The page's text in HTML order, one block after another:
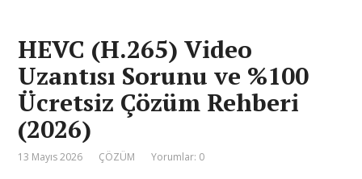
HEVC (H.265) Video
Uzantısı Sorunu ve %100
Ücretsiz Çözüm Rehberi
(2026)
13 Mayıs 2026 ÇÖZÜM Yorumlar: 0